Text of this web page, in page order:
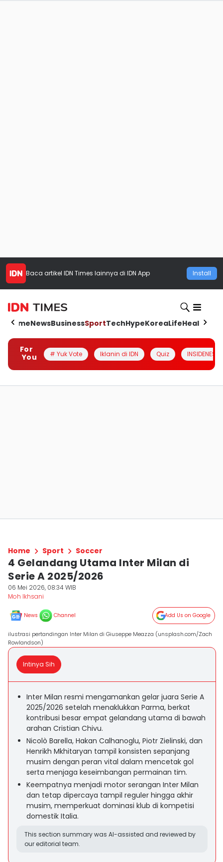
Baca artikel IDN Times lainnya di IDN App Install
HomeNewsBusinessSportTechHypeKoreaLifeHealth
For
You
# Yuk Vote Iklanin di IDN Quiz INSIDENESIA
Home Sport Soccer
4 Gelandang Utama Inter Milan di
Serie A 2025/2026
06 Mei 2026, 08:34 WIB
Moh Ikhsani
News Channel Add Us on Google
ilustrasi pertandingan Inter Milan di Giuseppe Meazza (unsplash.com/Zach
Rowlandson)
Intinya Sih
Inter Milan resmi mengamankan gelar juara Serie A
2025/2026 setelah menaklukkan Parma, berkat
kontribusi besar empat gelandang utama di bawah
arahan Cristian Chivu.
Nicolò Barella, Hakan Calhanoglu, Piotr Zielinski, dan
Henrikh Mkhitaryan tampil konsisten sepanjang
musim dengan peran vital dalam mencetak gol
serta menjaga keseimbangan permainan tim.
Keempatnya menjadi motor serangan Inter Milan
dan tetap dipercaya tampil reguler hingga akhir
musim, memperkuat dominasi klub di kompetisi
domestik Italia.
This section summary was AI-assisted and reviewed by
our editorial team.